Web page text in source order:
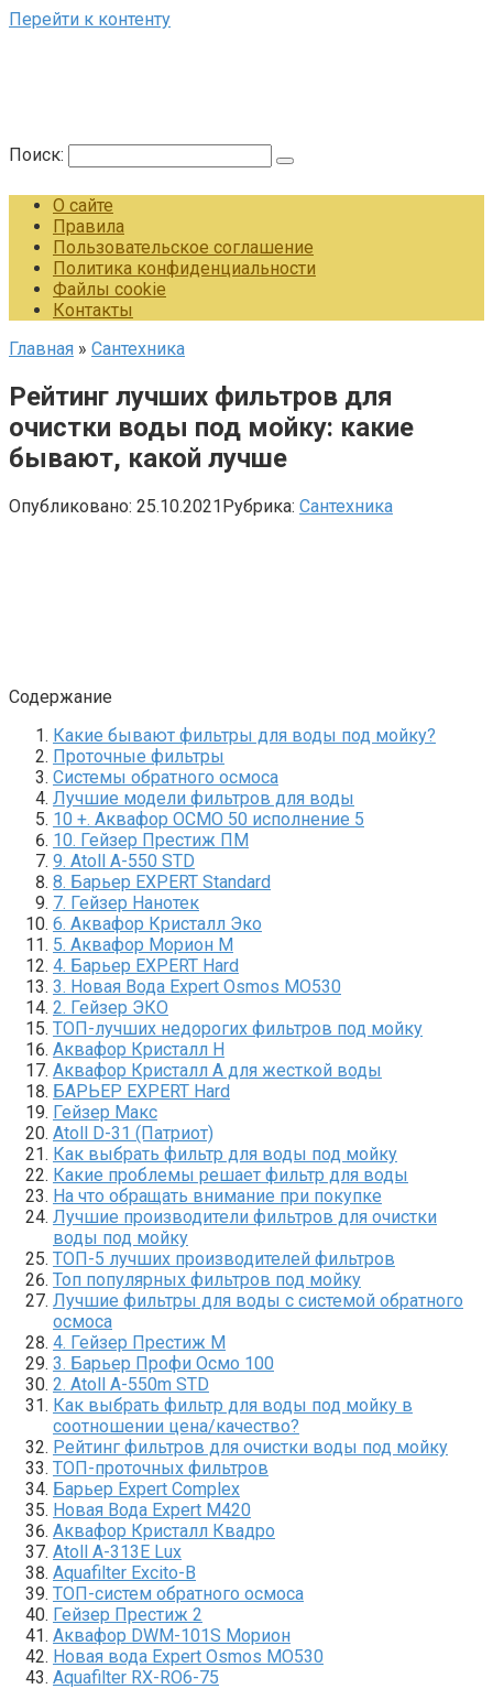
Перейти к контенту
Поиск:
О сайте
Правила
Пользовательское соглашение
Политика конфиденциальности
Файлы cookie
Контакты
Главная » Сантехника
Рейтинг лучших фильтров для
очистки воды под мойку: какие
бывают, какой лучше
Опубликовано: 25.10.2021Рубрика: Сантехника
Содержание
Какие бывают фильтры для воды под мойку?
Проточные фильтры
Системы обратного осмоса
Лучшие модели фильтров для воды
10 +. Аквафор ОСМО 50 исполнение 5
10. Гейзер Престиж ПМ
9. Atoll A-550 STD
8. Барьер EXPERT Standard
7. Гейзер Нанотек
6. Аквафор Кристалл Эко
5. Аквафор Морион М
4. Барьер EXPERT Hard
3. Новая Вода Expert Osmos MO530
2. Гейзер ЭКО
ТОП-лучших недорогих фильтров под мойку
Аквафор Кристалл Н
Аквафор Кристалл А для жесткой воды
БАРЬЕР EXPERT Hard
Гейзер Макс
Atoll D-31 (Патриот)
Как выбрать фильтр для воды под мойку
Какие проблемы решает фильтр для воды
На что обращать внимание при покупке
Лучшие производители фильтров для очистки
воды под мойку
ТОП-5 лучших производителей фильтров
Топ популярных фильтров под мойку
Лучшие фильтры для воды с системой обратного
осмоса
4. Гейзер Престиж М
3. Барьер Профи Осмо 100
2. Atoll A-550m STD
Как выбрать фильтр для воды под мойку в
соотношении цена/качество?
Рейтинг фильтров для очистки воды под мойку
ТОП-проточных фильтров
Барьер Expert Complex
Новая Вода Expert M420
Аквафор Кристалл Квадро
Atoll A-313E Lux
Aquafilter Excito-B
ТОП-систем обратного осмоса
Гейзер Престиж 2
Аквафор DWM-101S Морион
Новая вода Expert Osmos MO530
Aquafilter RX-RO6-75